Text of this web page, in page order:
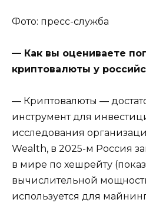
Фото: пресс-служба
— Как вы оцениваете
криптовалюты у
— Криптовалюты —
инструмент для
исследования
Wealth, в 2025-м Россия
в мире по хешрейту
вычислительной
используется для